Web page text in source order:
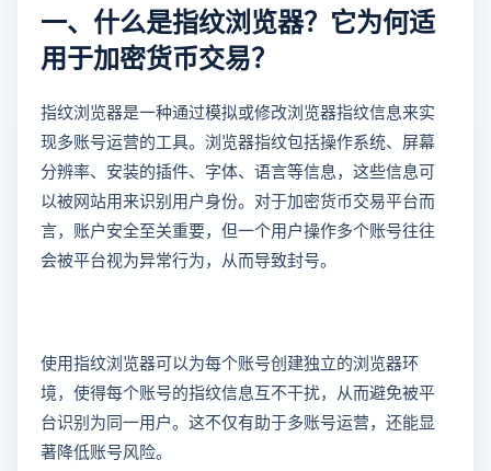
一、什么是指纹浏览器？它为何适
用于加密货币交易？
指纹浏览器是一种通过模拟或修改浏览器指纹信息来实
现多账号运营的工具。浏览器指纹包括操作系统、屏幕
分辨率、安装的插件、字体、语言等信息，这些信息可
以被网站用来识别用户身份。对于加密货币交易平台而
言，账户安全至关重要，但一个用户操作多个账号往往
会被平台视为异常行为，从而导致封号。
使用指纹浏览器可以为每个账号创建独立的浏览器环
境，使得每个账号的指纹信息互不干扰，从而避免被平
台识别为同一用户。这不仅有助于多账号运营，还能显
著降低账号风险。